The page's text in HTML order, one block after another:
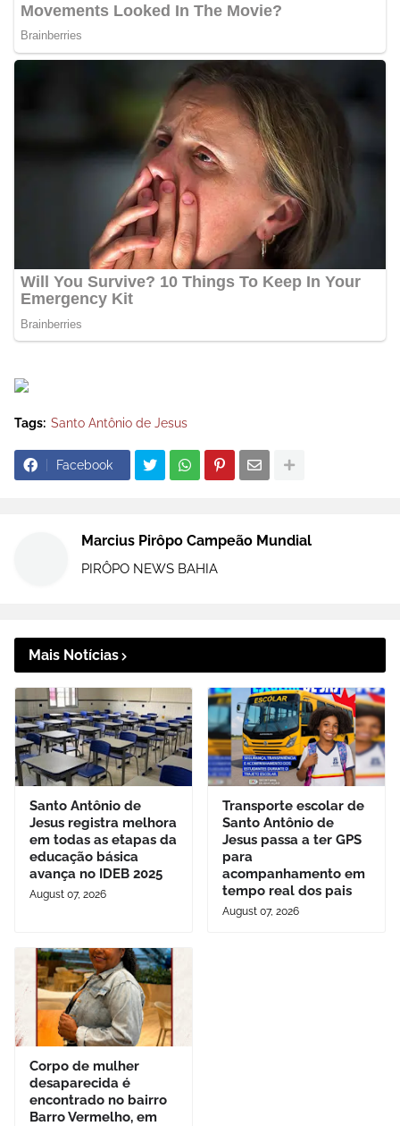
Tags: Santo Antônio de Jesus
Facebook
Marcius Pirôpo Campeão Mundial
PIRÔPO NEWS BAHIA
Mais Notícias
Santo Antônio de
Jesus registra melhora
em todas as etapas da
educação básica
avança no IDEB 2025
August 07, 2026
Transporte escolar de
Santo Antônio de
Jesus passa a ter GPS
para
acompanhamento em
tempo real dos pais
August 07, 2026
Corpo de mulher
desaparecida é
encontrado no bairro
Barro Vermelho, em